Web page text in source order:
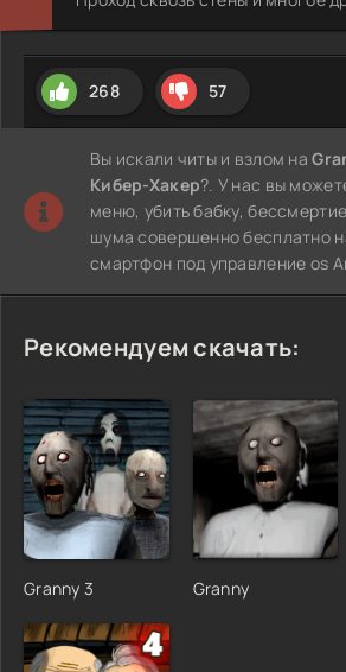
268 57
Вы искали читы и взлом на
Кибер-Хакер?. У нас вы
меню, убить бабку,
шума совершенно бесплатно
смартфон под управление os
Рекомендуем скачать:
Granny 3 Granny